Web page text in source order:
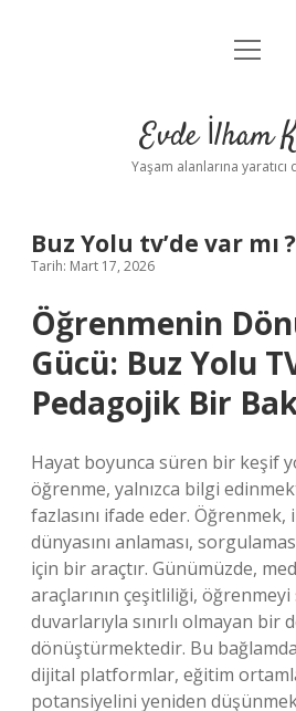
Anasayfa
Yasal Uyarı
menüyü
Evde İlham
Yaşam alanlarına
Buz Yolu tv’de var mı ?
Tarih: Mart 17, 2026
Öğrenmenin
Gücü: Buz Yolu
Pedagojik Bir
Hayat boyunca süren bir keşif
öğrenme, yalnızca bilgi
fazlasını ifade eder. Öğrenmek,
dünyasını anlaması,
için bir araçtır. Günümüzde,
araçlarının çeşitliliği, öğrenmeyi
duvarlarıyla sınırlı olmayan bir
dönüştürmektedir. Bu
dijital platformlar, eğitim
potansiyelini yeniden